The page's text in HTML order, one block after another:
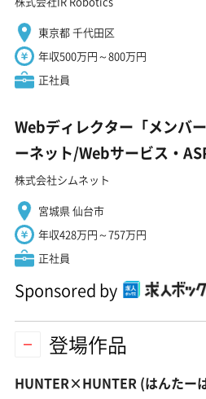
東京都 千代田区
年収500万円～800万円
正社員
Webディレクター「メンバ
ーネット/Webサービス・
株式会社シムネット
宮城県 仙台市
年収428万円～757万円
正社員
Sponsored by
登場作品
HUNTER×HUNTER (はんたー